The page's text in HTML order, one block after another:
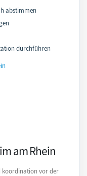
abstimmen
durchführen
am Rhein
koordination vor der